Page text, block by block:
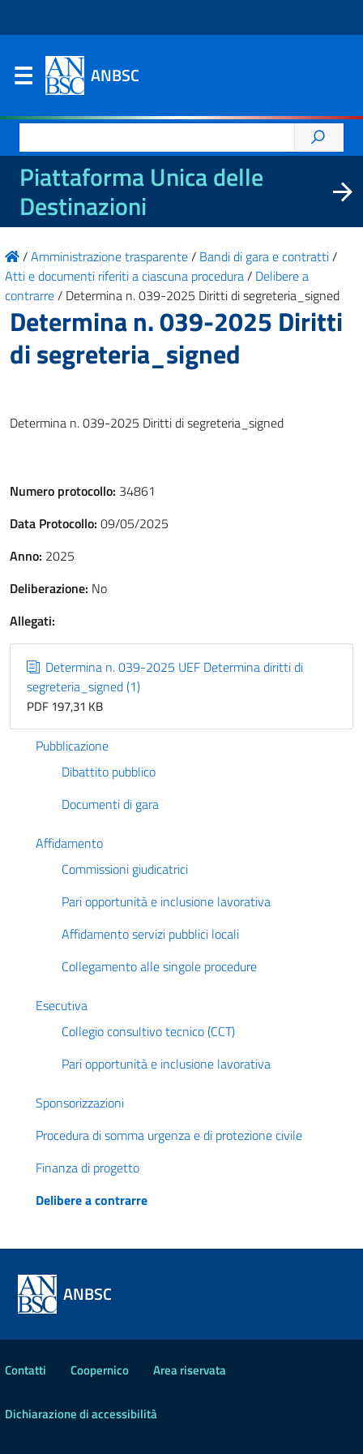
ANBSC
per:
Piattaforma Unica delle
Destinazioni
/Amministrazione trasparente/ Bandi di gara e contratti/
Atti e documenti riferiti a ciascuna procedura/ Delibere a
contrarre/ Determina n. 039-2025 Diritti di segreteria_signed
Determina n. 039-2025 Diritti
di segreteria_signed
Determina n. 039-2025 Diritti di segreteria_signed
Numero protocollo: 34861
Data Protocollo: 09/05/2025
Anno: 2025
Deliberazione: No
Allegati:
Determina n. 039-2025 UEF Determina diritti di
segreteria_signed (1)
PDF 197,31 KB
Pubblicazione
Dibattito pubblico
Documenti di gara
Affidamento
Commissioni giudicatrici
Pari opportunità e inclusione lavorativa
Affidamento servizi pubblici locali
Collegamento alle singole procedure
Esecutiva
Collegio consultivo tecnico (CCT)
Pari opportunità e inclusione lavorativa
Sponsorizzazioni
Procedura di somma urgenza e di protezione civile
Finanza di progetto
Delibere a contrarre
ANBSC
Contatti Coopernico Area riservata
Dichiarazione di accessibilità